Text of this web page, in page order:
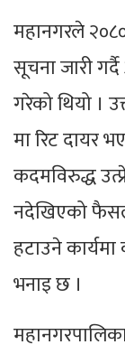
महानगरले
सूचना जारी
गरेको थियो ।
मा रिट दायर
कदमविरुद्ध
नदेखिएको
हटाउने
भनाइ छ ।